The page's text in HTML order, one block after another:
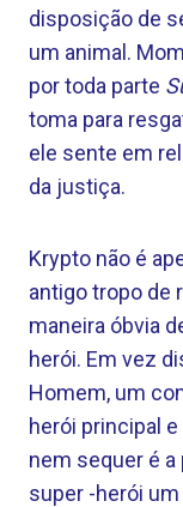
disposição de
um animal.
por toda parte
toma para
ele sente em
da justiça.
Krypto não é
antigo tropo de
maneira óbvia
herói. Em vez
Homem, um
herói principal
nem sequer é a
super -herói